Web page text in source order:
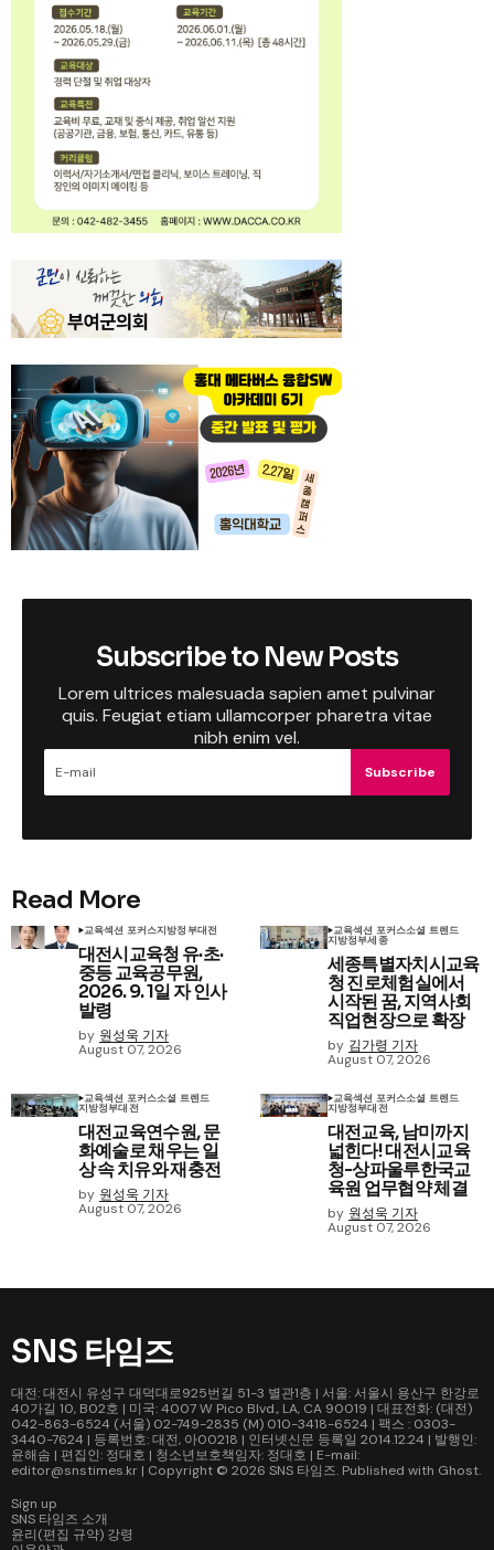
Subscribe to New Posts
Lorem ultrices malesuada sapien amet pulvinar
quis. Feugiat etiam ullamcorper pharetra vitae
nibh enim vel.
Subscribe
Read More
교육섹션 포커스지방정부대전
대전시교육청 유·초·
중등 교육공무원,
2026. 9. 1일 자 인사
발령
by 원성욱 기자
August 07, 2026
교육섹션 포커스소셜 트렌드
지방정부세종
세종특별자치시교육
청 진로체험실에서
시작된 꿈, 지역사회
직업현장으로 확장
by 김가령 기자
August 07, 2026
교육섹션 포커스소셜 트렌드
지방정부대전
대전교육연수원, 문
화예술로 채우는 일
상 속 치유와 재충전
by 원성욱 기자
August 07, 2026
교육섹션 포커스소셜 트렌드
지방정부대전
대전교육, 남미까지
넓힌다! 대전시교육
청-상파울루한국교
육원 업무협약 체결
by 원성욱 기자
August 07, 2026
SNS 타임즈
대전: 대전시 유성구 대덕대로925번길 51-3 별관1층 | 서울: 서울시 용산구 한강로
40가길 10, B02호 | 미국: 4007 W Pico Blvd., LA, CA 90019 | 대표전화: (대전)
042-863-6524 (서울) 02-749-2835 (M) 010-3418-6524 | 팩스 : 0303-
3440-7624 | 등록번호: 대전, 아00218 | 인터넷신문 등록일 2014.12.24 | 발행인:
윤해솜 | 편집인: 정대호 | 청소년보호책임자: 정대호 | E-mail:
editor@snstimes.kr | Copyright © 2026 SNS 타임즈. Published with Ghost.
Sign up
SNS 타임즈 소개
윤리(편집 규약) 강령